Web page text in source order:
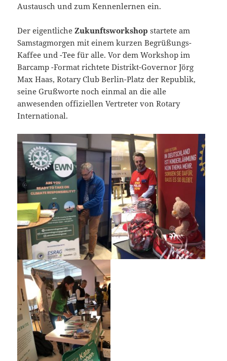
Austausch und zum Kennenlernen ein.
Der eigentliche Zukunftsworkshop startete am
Samstagmorgen mit einem kurzen Begrüßungs-
Kaffee und -Tee für alle. Vor dem Workshop im
Barcamp -Format richtete Distrikt-Governor Jörg
Max Haas, Rotary Club Berlin-Platz der Republik,
seine Grußworte noch einmal an die alle
anwesenden offiziellen Vertreter von Rotary
International.